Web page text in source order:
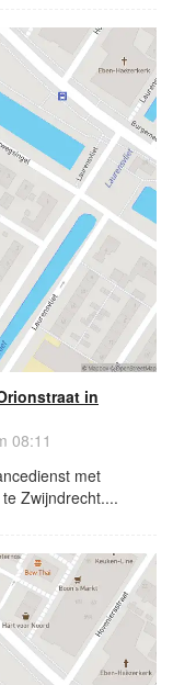
in
08:11
met
Zwijndrecht....